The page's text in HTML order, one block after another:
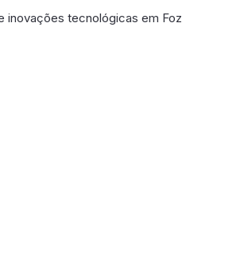
inovações tecnológicas em Foz